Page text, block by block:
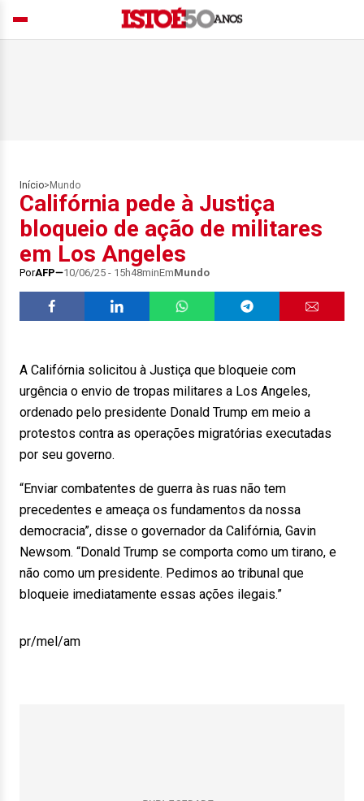
Início> Mundo
Califórnia pede à Justiça
bloqueio de ação de militares
em Los Angeles
PorAFP 10/06/25 - 15h48minEmMundo
A Califórnia solicitou à Justiça que bloqueie com
urgência o envio de tropas militares a Los Angeles,
ordenado pelo presidente Donald Trump em meio a
protestos contra as operações migratórias executadas
por seu governo.
“Enviar combatentes de guerra às ruas não tem
precedentes e ameaça os fundamentos da nossa
democracia”, disse o governador da Califórnia, Gavin
Newsom. “Donald Trump se comporta como um tirano, e
não como um presidente. Pedimos ao tribunal que
bloqueie imediatamente essas ações ilegais.”
pr/mel/am